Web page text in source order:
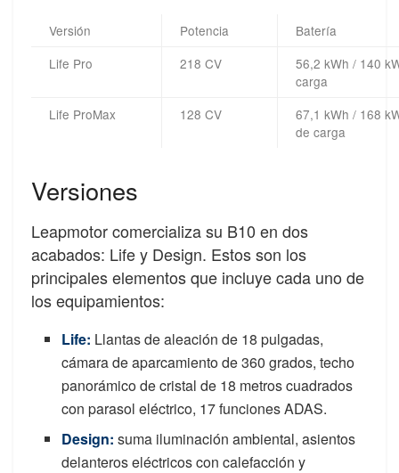
Versión Potencia
Batería
Life Pro
218 CV
56,2 kWh / 140
carga
Life ProMax
128 CV
67,1 kWh / 168
de carga
Versiones
Leapmotor comercializa su B10 en dos
acabados: Life y Design. Estos son los
principales elementos que incluye cada uno de
los equipamientos:
Life: Llantas de aleación de 18 pulgadas,
cámara de aparcamiento de 360 grados, techo
panorámico de cristal de 18 metros cuadrados
con parasol eléctrico, 17 funciones ADAS.
Design: suma iluminación ambiental, asientos
delanteros eléctricos con calefacción y